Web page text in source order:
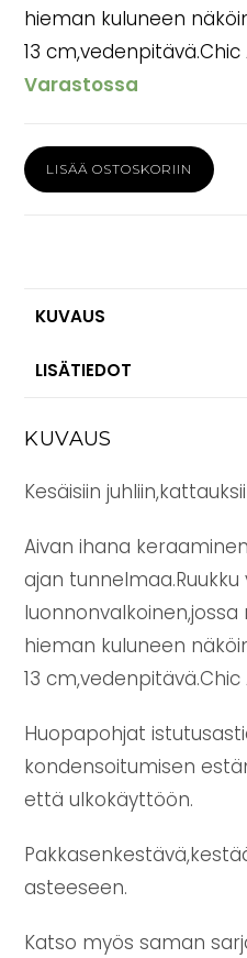
hieman kuluneen
13 cm,vedenpitävä.Chic
Varastossa
Kukkaruukku
Mansikka
määrä
LISÄÄ OSTOSKORIIN
KUVAUS
LISÄTIEDOT
KUVAUS
Kesäisiin
Aivan ihana
ajan tunnelmaa.Ruukku
luonnonvalkoinen,jossa
hieman kuluneen
13 cm,vedenpitävä.Chic
Huopapohjat
kondensoitumisen
että ulkokäyttöön.
asteeseen.
Katso myös saman